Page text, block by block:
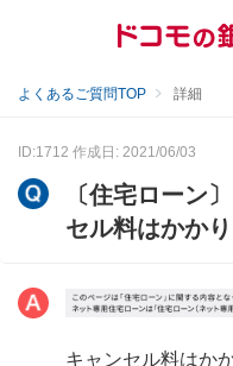
よくあるご質問TOP 詳細
ID:1712 作成日: 2021/06/03
〔住宅ローン
セル料はかか
キャンセル料はか